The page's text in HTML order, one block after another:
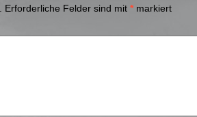
Erforderliche Felder sind mit* markiert